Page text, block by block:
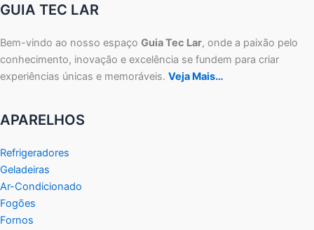
GUIA TEC LAR
Bem-vindo ao nosso espaço Guia Tec Lar, onde a paixão pelo
conhecimento, inovação e excelência se fundem para criar
experiências únicas e memoráveis. Veja Mais…
APARELHOS
Refrigeradores
Geladeiras
Ar-Condicionado
Fogões
Fornos